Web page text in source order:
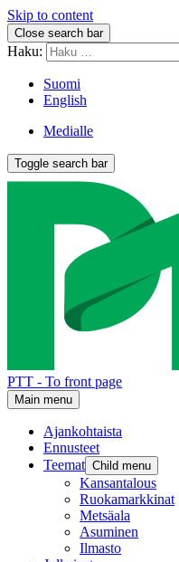
Skip to content
Close search bar
Haku:
Suomi
English
Medialle
Toggle search bar
PTT - To front page
Main menu
Ajankohtaista
Ennusteet
Teemat Child menu
Kansantalous
Ruokamarkkinat
Metsäala
Asuminen
Ilmasto